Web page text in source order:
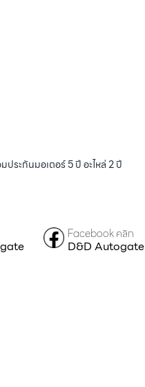
ระกันมอเตอร์ 5 ปี อะไหล่ 2 ปี
Facebook คลิก
D&D Autogate